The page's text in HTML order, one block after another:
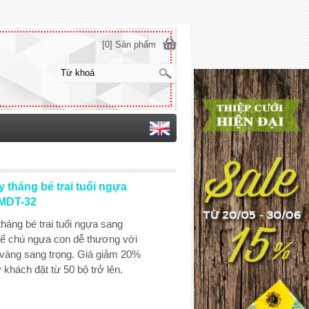
tháng bé trai tuổi ngựa
32
bé trai tuổi ngựa sang
chú ngựa con dễ thương với
sang trọng. Giá giảm 20%
khách đặt từ 50 bộ trở lên.
[0] Sản phẩm